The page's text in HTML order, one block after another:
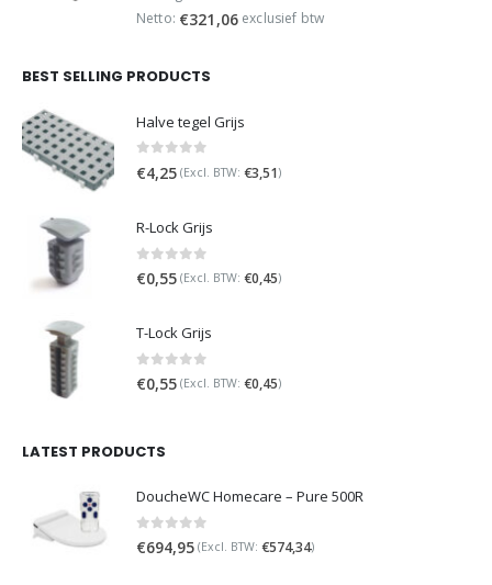
€449,95. €349,95.
Netto: €321,06exclusief btw
BEST SELLING PRODUCTS
Halve tegel Grijs
€4,25 (Excl. BTW: €3,51)
R-Lock Grijs
€0,55 (Excl. BTW: €0,45)
T-Lock Grijs
€0,55 (Excl. BTW: €0,45)
LATEST PRODUCTS
DoucheWC Homecare – Pure 500R
0 out of 5
€694,95 (Excl. BTW: €574,34)